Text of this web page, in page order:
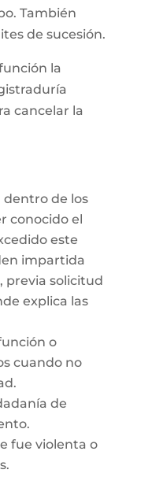
También
de sucesión.
la
cancelar la
dentro de los
conocido el
este
impartida
previa solicitud
explica las
o
cuando no
de
fue violenta o